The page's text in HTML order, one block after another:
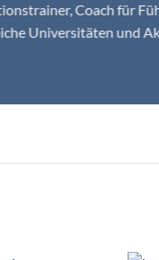
Coach für
Universitäten und